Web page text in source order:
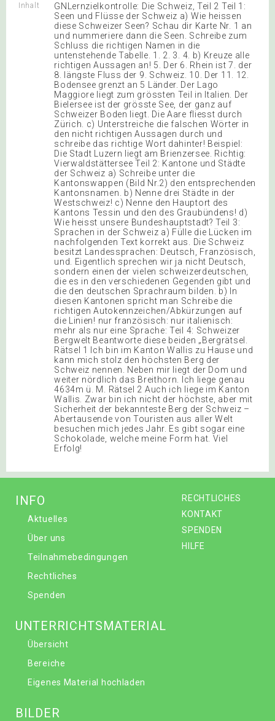
Inhalt
GNLernzielkontrolle: Die Schweiz, Teil 2 Teil 1:
Seen und Flüsse der Schweiz a) Wie heissen
diese Schweizer Seen? Schau dir Karte Nr. 1 an
und nummeriere dann die Seen. Schreibe zum
Schluss die richtigen Namen in die
untenstehende Tabelle. 1. 2. 3. 4. b) Kreuze alle
richtigen Aussagen an! 5. Der 6. Rhein ist 7. der
8. längste Fluss der 9. Schweiz. 10. Der 11. 12.
Bodensee grenzt an 5 Länder. Der Lago
Maggiore liegt zum grössten Teil in Italien. Der
Bielersee ist der grösste See, der ganz auf
Schweizer Boden liegt. Die Aare fliesst durch
Zürich. c) Unterstreiche die falschen Wörter in
den nicht richtigen Aussagen durch und
schreibe das richtige Wort dahinter! Beispiel:
Die Stadt Luzern liegt am Brienzersee. Richtig:
Vierwaldstättersee Teil 2: Kantone und Städte
der Schweiz a) Schreibe unter die
Kantonswappen (Bild Nr.2) den entsprechenden
Kantonsnamen. b) Nenne drei Städte in der
Westschweiz! c) Nenne den Hauptort des
Kantons Tessin und den des Graubündens! d)
Wie heisst unsere Bundeshauptstadt? Teil 3:
Sprachen in der Schweiz a) Fülle die Lücken im
nachfolgenden Text korrekt aus. Die Schweiz
besitzt Landessprachen: Deutsch, Französisch,
und. Eigentlich sprechen wir ja nicht Deutsch,
sondern einen der vielen schweizerdeutschen,
die es in den verschiedenen Gegenden gibt und
die den deutschen Sprachraum bilden. b) In
diesen Kantonen spricht man Schreibe die
richtigen Autokennzeichen/Abkürzungen auf
die Linien! nur französisch: nur italienisch:
mehr als nur eine Sprache: Teil 4: Schweizer
Bergwelt Beantworte diese beiden „Bergrätsel.
Rätsel 1 Ich bin im Kanton Wallis zu Hause und
kann mich stolz den höchsten Berg der
Schweiz nennen. Neben mir liegt der Dom und
weiter nördlich das Breithorn. Ich liege genau
4634m ü. M. Rätsel 2 Auch ich liege im Kanton
Wallis. Zwar bin ich nicht der höchste, aber mit
Sicherheit der bekannteste Berg der Schweiz –
Abertausende von Touristen aus aller Welt
besuchen mich jedes Jahr. Es gibt sogar eine
Schokolade, welche meine Form hat. Viel
Erfolg!
RECHTLICHES
KONTAKT
SPENDEN
HILFE
INFO
Aktuelles
Über uns
Teilnahmebedingungen
Rechtliches
Spenden
UNTERRICHTSMATERIAL
Übersicht
Bereiche
Eigenes Material hochladen
BILDER